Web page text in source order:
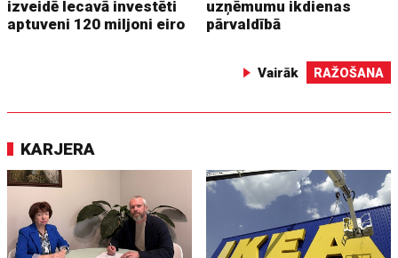
izveidē Iecavā investēti
aptuveni 120 miljoni eiro
uzņēmumu ikdienas
pārvaldībā
Vairāk RAŽOŠANA
KARJERA